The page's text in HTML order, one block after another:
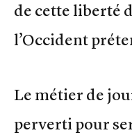
de cette liberté
l’Occident
Le métier de
perverti pour